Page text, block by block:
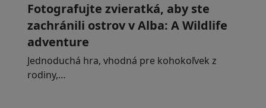
Fotografujte zvieratká, aby ste
zachránili ostrov v Alba: A Wildlife
adventure
Jednoduchá hra, vhodná pre kohokoľvek z
rodiny,…